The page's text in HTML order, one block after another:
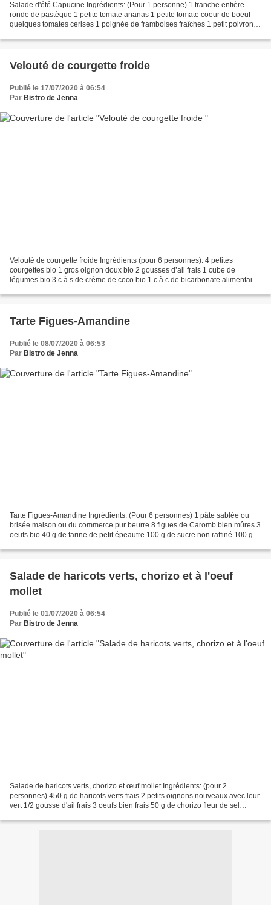
Salade d'été Capucine Ingrédients: (Pour 1 personne) 1 tranche entière
ronde de pastèque 1 petite tomate ananas 1 petite tomate coeur de boeuf
quelques tomates cerises 1 poignée de framboises fraîches 1 petit poivron
Velouté de courgette froide
Publié le 17/07/2020 à 06:54
Par Bistro de Jenna
Velouté de courgette froide Ingrédients (pour 6 personnes): 4 petites
courgettes bio 1 gros oignon doux bio 2 gousses d’ail frais 1 cube de
légumes bio 3 c.à.s de crème de coco bio 1 c.à.c de bicarbonate alimentaire
Tarte Figues-Amandine
Publié le 08/07/2020 à 06:53
Par Bistro de Jenna
Tarte Figues-Amandine Ingrédients: (Pour 6 personnes) 1 pâte sablée ou
brisée maison ou du commerce pur beurre 8 figues de Caromb bien mûres 3
oeufs bio 40 g de farine de petit épeautre 100 g de sucre non raffiné 100 g
Salade de haricots verts, chorizo et à l'oeuf
mollet
Publié le 01/07/2020 à 06:54
Par Bistro de Jenna
Salade de haricots verts, chorizo et œuf mollet Ingrédients: (pour 2
personnes) 450 g de haricots verts frais 2 petits oignons nouveaux avec leur
vert 1/2 gousse d'ail frais 3 oeufs bien frais 50 g de chorizo fleur de sel